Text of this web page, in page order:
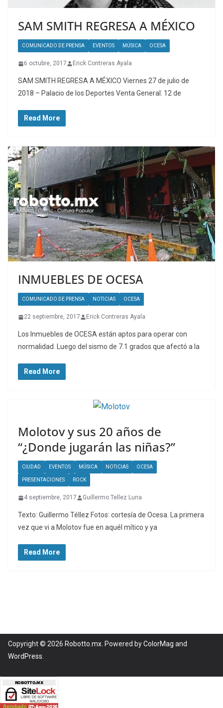
SAM SMITH REGRESA A MÉXICO
COMUNICADO DE PRENSA EVENTOS MÚSICA OCESA
6 octubre, 2017 Erick Contreras Ayala
SAM SMITH REGRESA A MÉXICO Viernes 27 de julio de
2018 – Palacio de los Deportes Venta General: 12 de
Read More
INMUEBLES DE OCESA
COMUNICADO DE PRENSA NOTICIAS OCESA
22 septiembre, 2017 Erick Contreras Ayala
Los Inmuebles de OCESA están aptos para operar con
normalidad. Luego del sismo de 7.1 grados que afectó a la
Read More
Molotov y sus 20 años de
“¿Donde jugarán las niñas?”
CIUDAD EVENTOS MÚSICA NOTICIAS OCESA
PRESENTACIONES ROCK
4 septiembre, 2017 Guillermo Tellez Luna
Texto: Guillermo Téllez Fotos: cortesía de Ocesa. La primera
vez que vi a Molotov fue en aquél mítico y ya
Read More
Copyright © 2026 Robotto.mx . Powered byColorMag and
WordPress